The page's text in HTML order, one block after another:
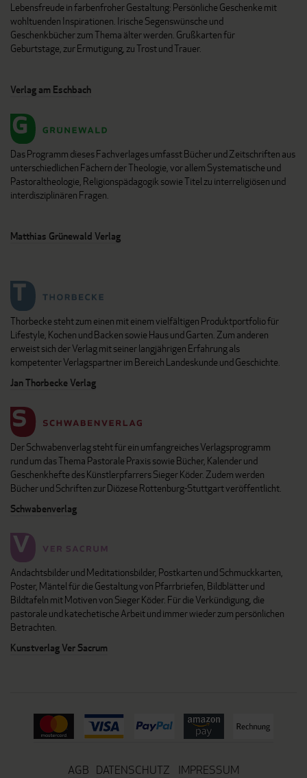
Lebensfreude in farbenfroher Gestaltung: Persönliche Geschenke mit
wohltuenden Inspirationen. Irische Segenswünsche und
Geschenkbücher zum Thema älter werden. Grußkarten für
Geburtstage, zur Ermutigung, zu Trost und Trauer.
Verlag am Eschbach
Das Programm dieses Fachverlages umfasst Bücher und Zeitschriften aus
unterschiedlichen Fächern der Theologie, vor allem Systematische und
Pastoraltheologie, Religionspädagogik sowie Titel zu interreligiösen und
interdisziplinären Fragen.
Matthias Grünewald Verlag
Thorbecke steht zum einen mit einem vielfältigen Produktportfolio für
Lifestyle, Kochen und Backen sowie Haus und Garten. Zum anderen
erweist sich der Verlag mit seiner langjährigen Erfahrung als
kompetenter Verlagspartner im Bereich Landeskunde und Geschichte.
Jan Thorbecke Verlag
Der Schwabenverlag steht für ein umfangreiches Verlagsprogramm
rund um das Thema Pastorale Praxis sowie Bücher, Kalender und
Geschenkhefte des Künstlerpfarrers Sieger Köder. Zudem werden
Bücher und Schriften zur Diözese Rottenburg-Stuttgart veröffentlicht.
Schwabenverlag
Andachtsbilder und Meditationsbilder, Postkarten und Schmuckkarten,
Poster, Mäntel für die Gestaltung von Pfarrbriefen, Bildblätter und
Bildtafeln mit Motiven von Sieger Köder. Für die Verkündigung, die
pastorale und katechetische Arbeit und immer wieder zum persönlichen
Betrachten.
Kunstverlag Ver Sacrum
AGB DATENSCHUTZ IMPRESSUM